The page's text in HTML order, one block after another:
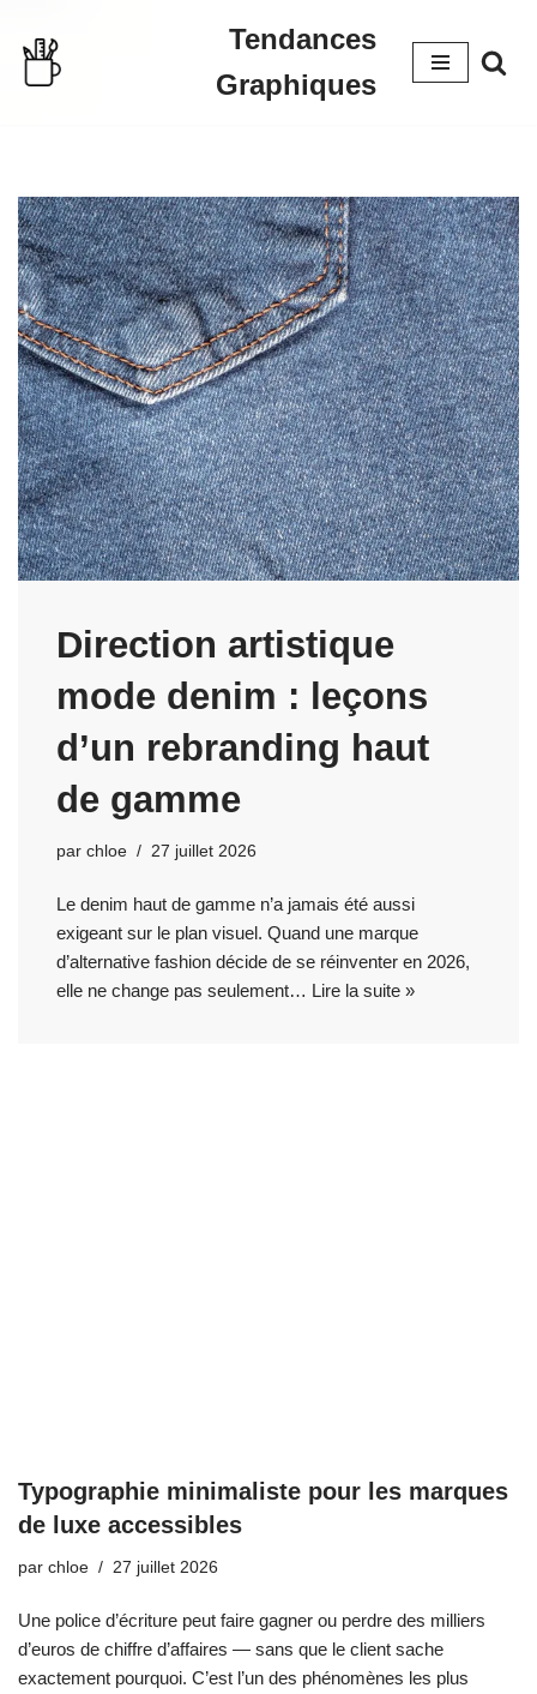
Aller
au
Tendances
Graphiques
Direction artistique
mode denim : leçons
d’un rebranding haut
de gamme
par chloe 27 juillet 2026
Le denim haut de gamme n’a jamais été aussi
exigeant sur le plan visuel. Quand une marque
d’alternative fashion décide de se réinventer en 2026,
elle ne change pas seulement… Lire la suite »
Typographie minimaliste pour les marques
de luxe accessibles
par chloe 27 juillet 2026
Une police d’écriture peut faire gagner ou perdre des milliers
d’euros de chiffre d’affaires — sans que le client sache
exactement pourquoi. C’est l’un des phénomènes les plus